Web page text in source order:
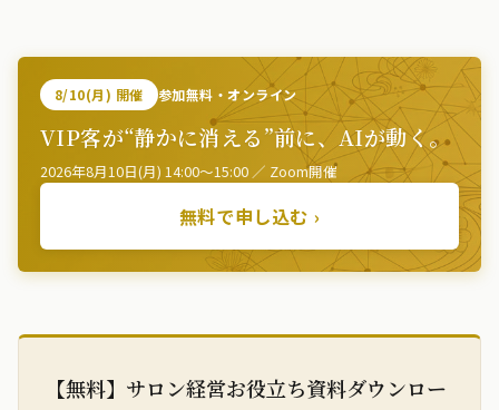
8/10(月) 開催 参加無料・オンライン
VIP客が“静かに消える”前に、AIが動く。
2026年8月10日(月) 14:00〜15:00 ／ Zoom開催
無料で申し込む ›
【無料】サロン経営お役立ち資料ダウンロー